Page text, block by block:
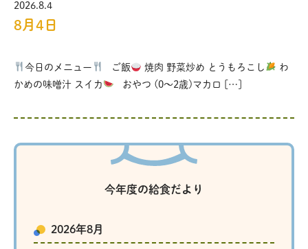
2026.8.4
8月4日
今日のメニュー ご飯 焼肉 野菜炒め とうもろこし
わ
かめの味噌汁 スイカ
おやつ (0〜2歳)マカロ […]
今年度の給食だより
2026年8月